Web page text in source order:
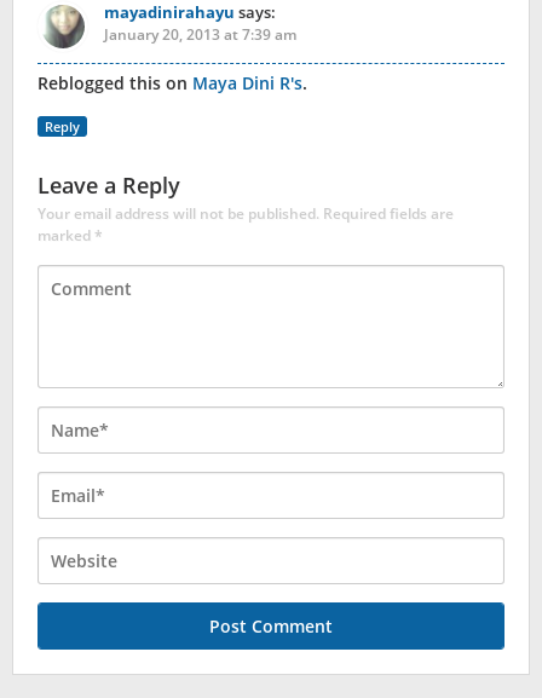
mayadinirahayu says:
January 20, 2013 at 7:39 am
Reblogged this on Maya Dini R's.
Reply
Leave a Reply
Your email address will not be published. Required fields are
marked*